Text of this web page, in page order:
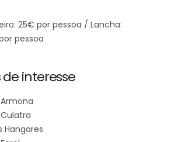
25€ por pessoa / Lancha:
pessoa
de interesse
Hangares